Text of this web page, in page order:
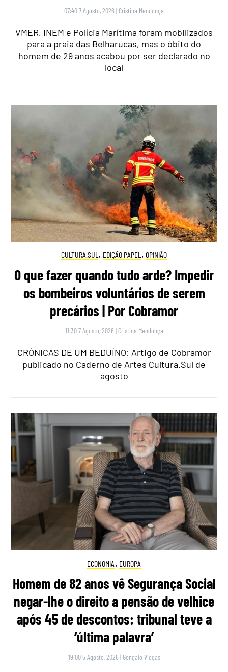
07:40 7 Agosto, 2026 | Cristina Mendonça
VMER, INEM e Polícia Marítima foram mobilizados
para a praia das Belharucas, mas o óbito do
homem de 29 anos acabou por ser declarado no
local
CULTURA.SUL , EDIÇÃO PAPEL , OPINIÃO
O que fazer quando tudo arde? Impedir
os bombeiros voluntários de serem
precários | Por Cobramor
11:30 7 Agosto, 2026 | Cristina Mendonça
CRÓNICAS DE UM BEDUÍNO: Artigo de Cobramor
publicado no Caderno de Artes Cultura.Sul de
agosto
ECONOMIA , EUROPA
Homem de 82 anos vê Segurança Social
negar-lhe o direito a pensão de velhice
após 45 de descontos: tribunal teve a
‘última palavra’
19:00 5 Agosto, 2026 | Gonçalo Viegas